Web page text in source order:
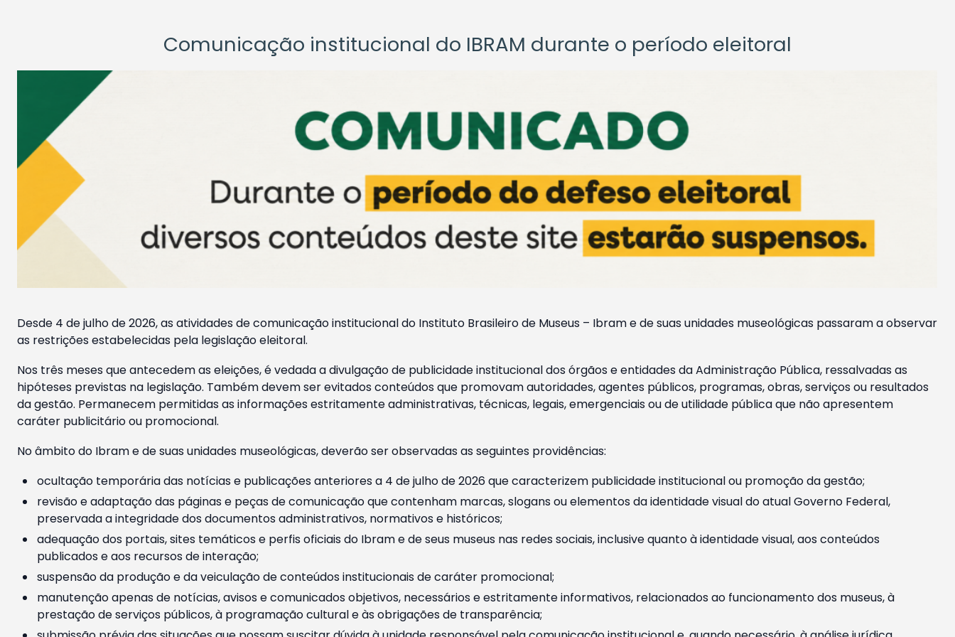
Comunicação institucional do IBRAM durante o período eleitoral
Desde 4 de julho de 2026, as atividades de comunicação institucional do Instituto Brasileiro de Museus – Ibram e de suas unidades museológicas passaram a observar
as restrições estabelecidas pela legislação eleitoral.
Nos três meses que antecedem as eleições, é vedada a divulgação de publicidade institucional dos órgãos e entidades da Administração Pública, ressalvadas as
hipóteses previstas na legislação. Também devem ser evitados conteúdos que promovam autoridades, agentes públicos, programas, obras, serviços ou resultados
da gestão. Permanecem permitidas as informações estritamente administrativas, técnicas, legais, emergenciais ou de utilidade pública que não apresentem
caráter publicitário ou promocional.
No âmbito do Ibram e de suas unidades museológicas, deverão ser observadas as seguintes providências:
ocultação temporária das notícias e publicações anteriores a 4 de julho de 2026 que caracterizem publicidade institucional ou promoção da gestão;
revisão e adaptação das páginas e peças de comunicação que contenham marcas, slogans ou elementos da identidade visual do atual Governo Federal,
preservada a integridade dos documentos administrativos, normativos e históricos;
adequação dos portais, sites temáticos e perfis oficiais do Ibram e de seus museus nas redes sociais, inclusive quanto à identidade visual, aos conteúdos
publicados e aos recursos de interação;
suspensão da produção e da veiculação de conteúdos institucionais de caráter promocional;
manutenção apenas de notícias, avisos e comunicados objetivos, necessários e estritamente informativos, relacionados ao funcionamento dos museus, à
prestação de serviços públicos, à programação cultural e às obrigações de transparência;